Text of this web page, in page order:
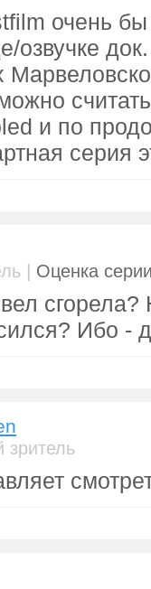
очень бы
озвучке
и по
серия
| Оценка
Ибо -
зритель